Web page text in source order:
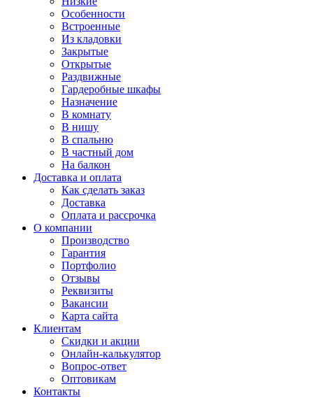
Особенности
Встроенные
Из кладовки
Закрытые
Открытые
Раздвижные
Гардеробные шкафы
Назначение
В комнату
В нишу
В спальню
В частный дом
На балкон
Доставка и оплата
Как сделать заказ
Доставка
Оплата и рассрочка
О компании
Производство
Гарантия
Портфолио
Отзывы
Реквизиты
Вакансии
Карта сайта
Клиентам
Скидки и акции
Онлайн-калькулятор
Вопрос-ответ
Оптовикам
Контакты